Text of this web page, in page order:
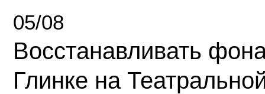
05/08
Восстанавливать
Глинке на